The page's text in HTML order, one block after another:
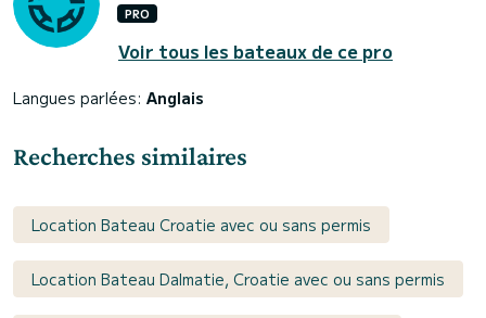
PRO
Voir tous les bateaux de ce pro
Langues parlées: Anglais
Recherches similaires
Location Bateau Croatie avec ou sans permis
Location Bateau Dalmatie, Croatie avec ou sans permis